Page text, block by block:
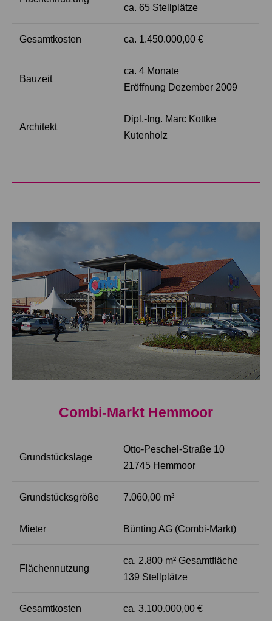
ca. 65 Stellplätze
Gesamtkosten ca. 1.450.000,00 €
Bauzeit
ca. 4 Monate
Eröffnung Dezember 2009
Architekt
Dipl.-Ing. Marc Kottke
Kutenholz
Combi-Markt Hemmoor
Grundstückslage
Otto-Peschel-Straße 10
21745 Hemmoor
Grundstücksgröße 7.060,00 m²
Mieter Bünting AG (Combi-Markt)
Flächennutzung
ca. 2.800 m² Gesamtfläche
139 Stellplätze
Gesamtkosten ca. 3.100.000,00 €